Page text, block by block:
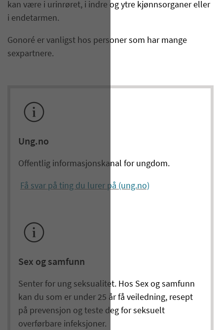
kan være i urinrøret, i indre og ytre kjønnsorganer eller
i endetarmen.
Gonoré er vanligst hos personer som har mange
sexpartnere.
Ung.no
Offentlig informasjonskanal for ungdom.
Få svar på ting du lurer på (ung.no)
Sex og samfunn
Senter for ung seksualitet. Hos Sex og samfunn
kan du som er under 25 år få veiledning, resept
på prevensjon og teste deg for seksuelt
overførbare infeksjoner.